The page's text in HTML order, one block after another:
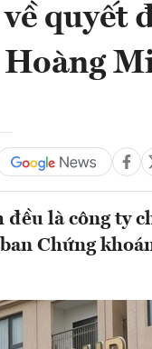
quyết
đều là công ty
Chứng